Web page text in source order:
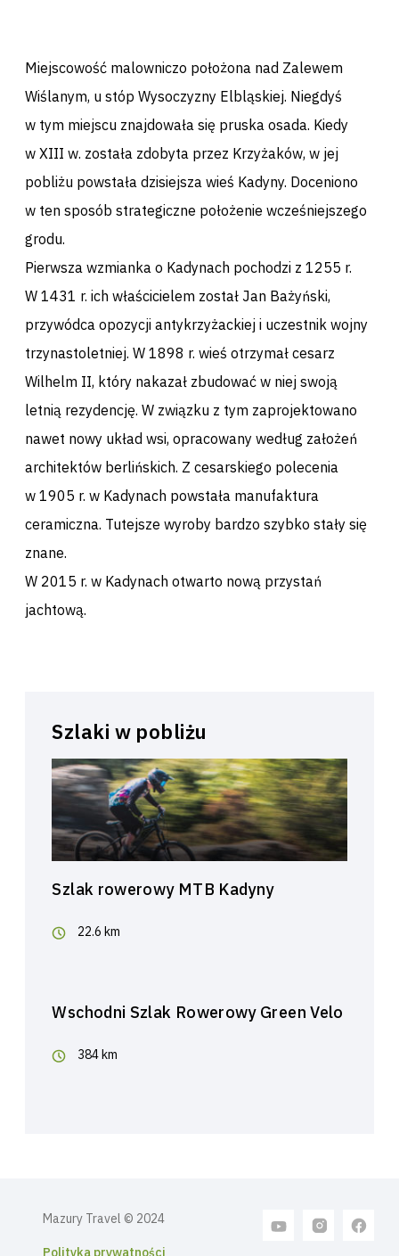
Miejscowość malowniczo położona nad Zalewem
Wiślanym, u stóp Wysoczyzny Elbląskiej. Niegdyś
w tym miejscu znajdowała się pruska osada. Kiedy
w XIII w. została zdobyta przez Krzyżaków, w jej
pobliżu powstała dzisiejsza wieś Kadyny. Doceniono
w ten sposób strategiczne położenie wcześniejszego
grodu.
Pierwsza wzmianka o Kadynach pochodzi z 1255 r.
W 1431 r. ich właścicielem został Jan Bażyński,
przywódca opozycji antykrzyżackiej i uczestnik wojny
trzynastoletniej. W 1898 r. wieś otrzymał cesarz
Wilhelm II, który nakazał zbudować w niej swoją
letnią rezydencję. W związku z tym zaprojektowano
nawet nowy układ wsi, opracowany według założeń
architektów berlińskich. Z cesarskiego polecenia
w 1905 r. w Kadynach powstała manufaktura
ceramiczna. Tutejsze wyroby bardzo szybko stały się
znane.
W 2015 r. w Kadynach otwarto nową przystań
jachtową.
Szlaki w pobliżu
Szlak rowerowy MTB Kadyny
22.6 km
Wschodni Szlak Rowerowy Green Velo
384 km
Mazury Travel © 2024
Polityka prywatności